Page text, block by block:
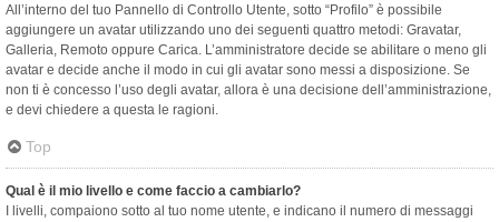
All’interno del tuo Pannello di Controllo Utente, sotto “Profilo” è possibile
aggiungere un avatar utilizzando uno dei seguenti quattro metodi: Gravatar,
Galleria, Remoto oppure Carica. L’amministratore decide se abilitare o meno gli
avatar e decide anche il modo in cui gli avatar sono messi a disposizione. Se
non ti è concesso l’uso degli avatar, allora è una decisione dell’amministrazione,
e devi chiedere a questa le ragioni.
Top
Qual è il mio livello e come faccio a cambiarlo?
I livelli, compaiono sotto al tuo nome utente, e indicano il numero di messaggi